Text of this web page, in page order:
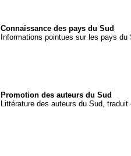
Connaissance des pays du Sud
Informations pointues sur les pays
Promotion des auteurs du Sud
Littérature des auteurs du Sud,